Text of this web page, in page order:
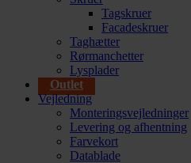
Tagskruer
Facadeskruer
Taghætter
Rørmanchetter
Lysplader
Outlet
Vejledning
Monteringsvejledninger
Levering og afhentning
Farvekort
Datablade